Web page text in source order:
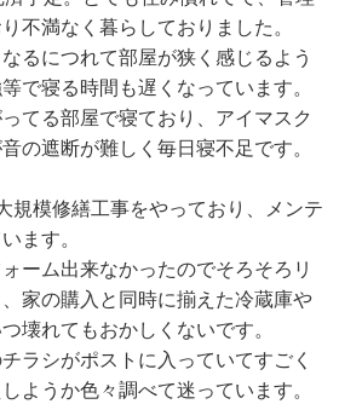
不満なく暮らしておりました。
るにつれて部屋が狭く感じるよう
で寝る時間も遅くなっています。
てる部屋で寝ており、アイマスク
の遮断が難しく毎日寝不足です。
規模修繕工事をやっており、メンテ
ます。
ーム出来なかったのでそろそろリ
家の購入と同時に揃えた冷蔵庫や
壊れてもおかしくないです。
ラシがポストに入っていてすごく
ようか色々調べて迷っています。